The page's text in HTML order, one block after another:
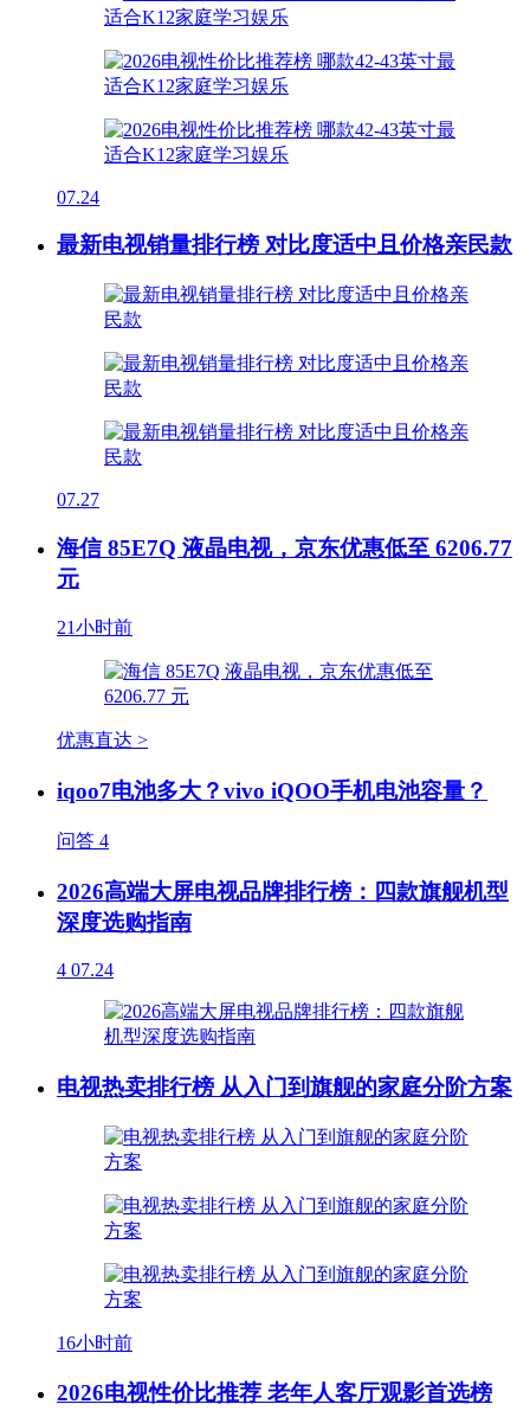
07.24
最新电视销量排行榜 对比度适中且价格亲民款
07.27
海信 85E7Q 液晶电视，京东优惠低至 6206.77
元
21小时前
优惠直达 >
iqoo7电池多大？vivo iQOO手机电池容量？
问答 4
2026高端大屏电视品牌排行榜：四款旗舰机型
深度选购指南
4 07.24
电视热卖排行榜 从入门到旗舰的家庭分阶方案
16小时前
2026电视性价比推荐 老年人客厅观影首选榜